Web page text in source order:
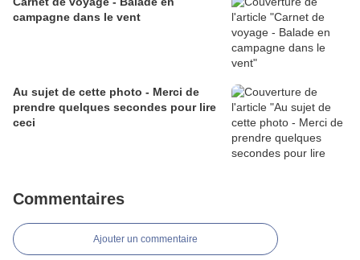
campagne dans le vent
Au sujet de cette photo - Merci de
prendre quelques secondes pour lire
ceci
Commentaires
Ajouter un commentaire